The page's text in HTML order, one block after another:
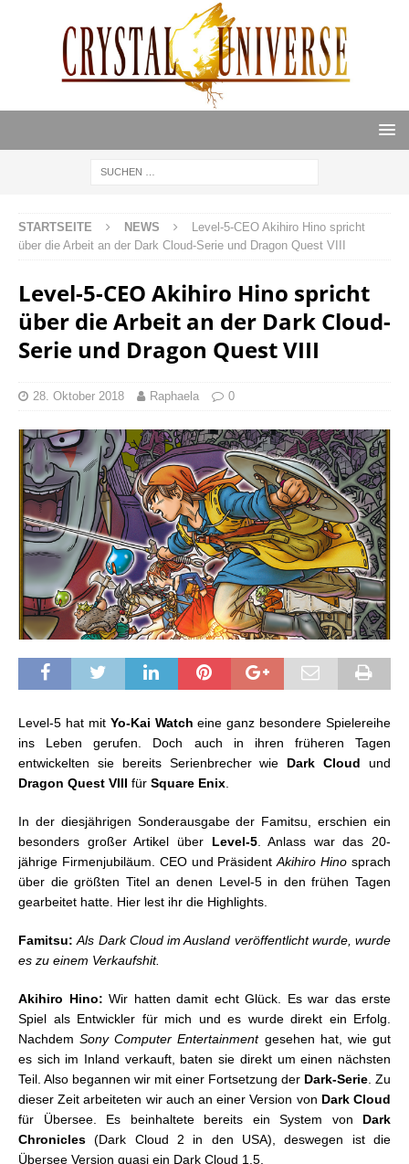
STARTSEITE NEWS
Level-5-CEO Akihiro Hino spricht
über die Arbeit an der Dark Cloud-Serie und Dragon Quest VIII
Level-5-CEO Akihiro Hino spricht
über die Arbeit an der Dark Cloud-
Serie und Dragon Quest VIII
28. Oktober 2018 Raphaela 0
Level-5 hat mit Yo-Kai Watch eine ganz besondere Spielereihe
ins Leben gerufen. Doch auch in ihren früheren Tagen
entwickelten sie bereits Serienbrecher wie Dark Cloud und
Dragon Quest VIII für Square Enix
In der diesjährigen Sonderausgabe der Famitsu, erschien ein
besonders großer Artikel über Level-5. Anlass war das 20-
jährige Firmenjubiläum. CEO und PräsidentAkihiro Hino sprach
über die größten Titel an denen Level-5 in den frühen Tagen
gearbeitet hatte. Hier lest ihr die Highlights.
Famitsu: Als Dark Cloud im Ausland veröffentlicht wurde, wurde
es zu einem Verkaufshit.
Akihiro Hino: Wir hatten damit echt Glück. Es war das erste
Spiel als Entwickler für mich und es wurde direkt ein Erfolg.
NachdemSony Computer Entertainmentgesehen hat, wie gut
es sich im Inland verkauft, baten sie direkt um einen nächsten
Teil. Also begannen wir mit einer Fortsetzung der Dark-Serie . Zu
dieser Zeit arbeiteten wir auch an einer Version von Dark Cloud
für Übersee. Es beinhaltete bereits ein System von Dark
Chronicles (Dark Cloud 2 in den USA), deswegen ist die
Übersee Version quasi ein Dark Cloud 1.5.